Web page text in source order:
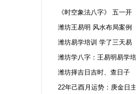
《时空象法八字》 五一开
潍坊王易明 风水布局案例
潍坊易学培训 学了三天易
潍坊学八字：王易明易学培
潍坊择吉日吉时、查日子
22年己酉月运势：庚金日主